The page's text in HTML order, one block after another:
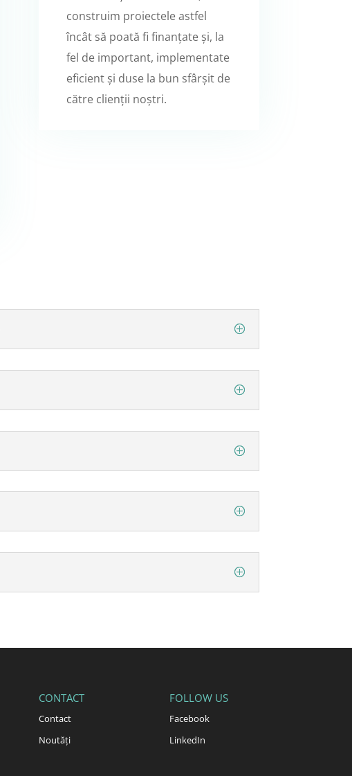
construim proiectele astfel
încât să poată fi finanțate și, la
fel de important, implementate
eficient și duse la bun sfârșit de
către clienții noștri.
CONTACT
Contact
Noutăți
FOLLOW US
Facebook
LinkedIn